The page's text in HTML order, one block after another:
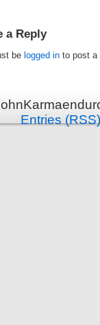
a Reply
be logged in to post a
Entries (RSS)